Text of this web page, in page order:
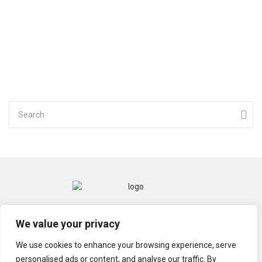
We value your privacy
We use cookies to enhance your browsing experience, serve
personalised ads or content, and analyse our traffic. By
CONTACT
MENTIONS LÉGALES